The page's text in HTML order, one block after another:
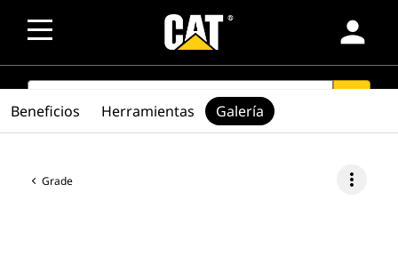
person
SEARCH
Grade more_vert
Beneficios Herramientas Galería